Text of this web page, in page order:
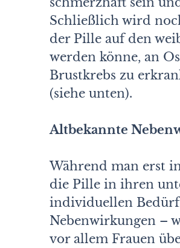
Schließlich wird
der Pille auf den
werden könne, an
Brustkrebs zu
(siehe unten).
Altbekannte
Während man erst
die Pille in ihren
individuellen
Nebenwirkungen –
vor allem Frauen